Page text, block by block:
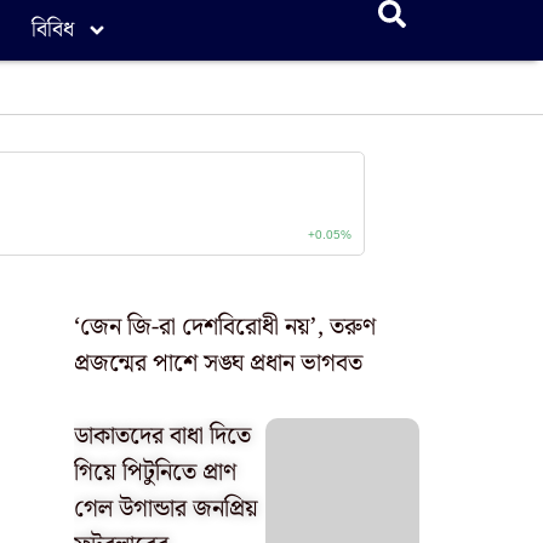
বিবিধ
‘জেন জি-রা দেশবিরোধী নয়’, তরুণ
প্রজন্মের পাশে সঙ্ঘ প্রধান ভাগবত
ডাকাতদের বাধা দিতে
গিয়ে পিটুনিতে প্রাণ
গেল উগান্ডার জনপ্রিয়